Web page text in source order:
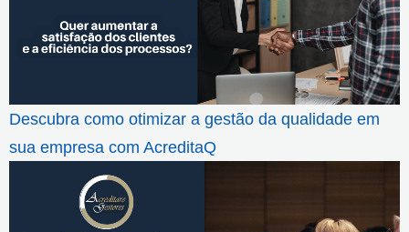
Descubra como otimizar a gestão da qualidade em
sua empresa com AcreditaQ